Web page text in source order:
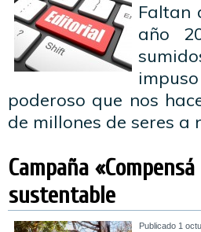
Faltan
año
poderoso que nos
de millones de seres a
Campaña
sustentable
Publicado 1